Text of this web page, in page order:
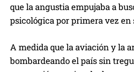
que la angustia empujaba a
psicológica por primera vez en
A medida que la aviación y la
bombardeando el país sin